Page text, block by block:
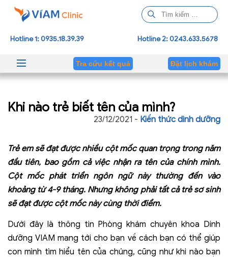
ì
m
h
o
Hotline 1: 0935.18.39.39 Hotline 2: 0243.633.5678
Tra cứu kết quả Đặt lịch khám
Khi nào trẻ biết tên của mình?
23/12/2021 - Kiến thức dinh dưỡng
Trẻ em sẽ đạt được nhiều cột mốc quan trọng trong năm
đầu tiên, bao gồm cả việc nhận ra tên của chính mình.
Cột mốc phát triển ngôn ngữ này thường đến vào
khoảng từ 4-9 tháng. Nhưng không phải tất cả trẻ sơ sinh
sẽ đạt được cột mốc này cùng thời điểm.
Dưới đây là thông tin Phòng khám chuyên khoa Dinh
dưỡng VIAM mang tới cho bạn về cách bạn có thể giúp
con mình tìm hiểu tên của chúng, cũng như khi nào bạn